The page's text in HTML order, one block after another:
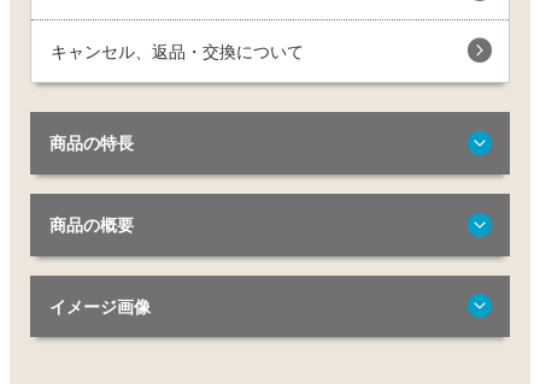
キャンセル、返品・交換について
商品の特長
商品の概要
イメージ画像